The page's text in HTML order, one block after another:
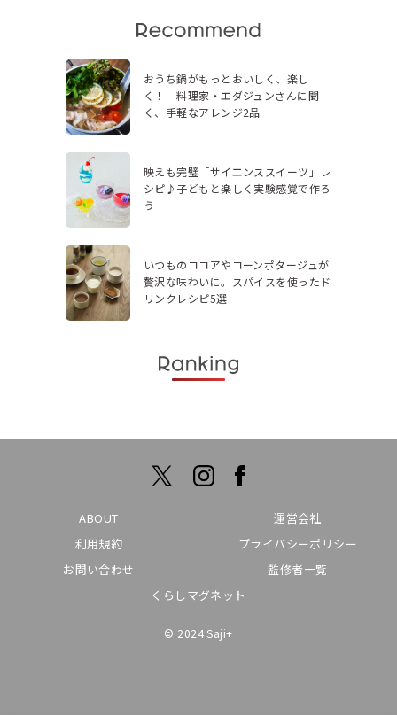
おうち鍋がもっとおいしく、楽し
く！ 料理家・エダジュンさんに聞
く、手軽なアレンジ2品
映えも完璧「サイエンススイーツ」レ
シピ♪子どもと楽しく実験感覚で作ろ
う
いつものココアやコーンポタージュが
贅沢な味わいに。スパイスを使ったド
リンクレシピ5選
ABOUT
運営会社
利用規約
プライバシーポリシー
お問い合わせ
監修者一覧
くらしマグネット
© 2024 Saji+